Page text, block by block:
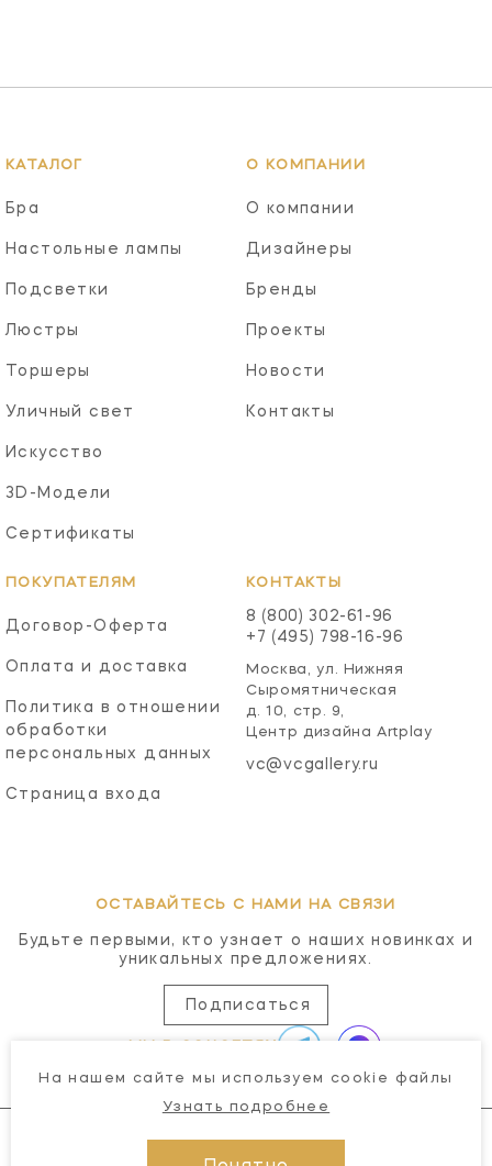
КАТАЛОГ
Бра
Настольные лампы
Подсветки
Люстры
Торшеры
Уличный свет
Искусство
3D-Модели
Сертификаты
О КОМПАНИИ
О компании
Дизайнеры
Бренды
Проекты
Новости
Контакты
ПОКУПАТЕЛЯМ
Договор-Оферта
Оплата и доставка
Политика в отношении
обработки
персональных данных
Страница входа
КОНТАКТЫ
8 (800) 302-61-96
+7 (495) 798-16-96
Москва, ул. Нижняя
Сыромятническая
д. 10, стр. 9,
Центр дизайна Artplay
vc@vcgallery.ru
ОСТАВАЙТЕСЬ С НАМИ НА СВЯЗИ
Будьте первыми, кто узнает о наших новинках и
уникальных предложениях.
Подписаться
На нашем сайте мы используем cookie файлы
Узнать подробнее